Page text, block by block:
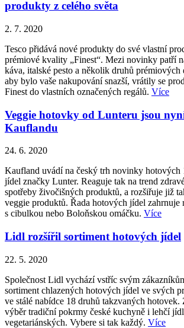
produkty z celého světa
2. 7. 2020
Tesco přidává nové produkty do své vlastní
prémiové kvality „Finest“. Mezi novinky patří
káva, italské pesto a několik druhů prémiových
aby bylo vaše nakupování snazší, vrátily se
Finest do vlastních označených regálů. Více
Veggie hotovky od Lunteru jsou
Kauflandu
24. 6. 2020
Kaufland uvádí na český trh novinky hotových
jídel značky Lunter. Reaguje tak na trend
spotřeby živočišných produktů, a rozšiřuje již
veggie produktů. Řada hotových jídel zahrnuje
s cibulkou nebo Boloňskou omáčku. Více
Lidl rozšířil sortiment hotových jídel
22. 5. 2020
Společnost Lidl vychází vstříc svým
sortiment chlazených hotových jídel ve svých
ve stálé nabídce 18 druhů takzvaných hotovek.
výběr tradiční pokrmy české kuchyně i lehčí
vegetariánských. Vybere si tak každý. Více